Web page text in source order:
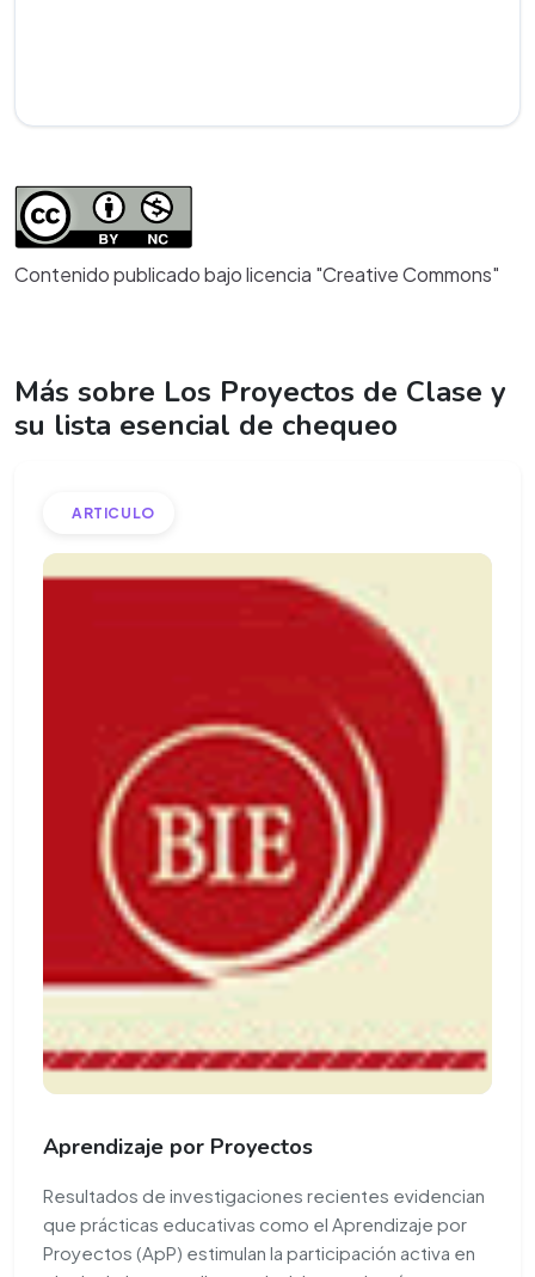
Contenido publicado bajo licencia "Creative Commons"
Más sobre Los Proyectos de Clase y
su lista esencial de chequeo
ARTICULO
Aprendizaje por Proyectos
Resultados de investigaciones recientes evidencian
que prácticas educativas como el Aprendizaje por
Proyectos (ApP) estimulan la participación activa en